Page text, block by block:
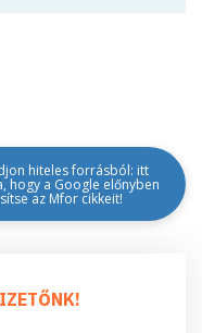
hiteles forrásból: itt
hogy a Google előnyben
az Mfor cikkeit!